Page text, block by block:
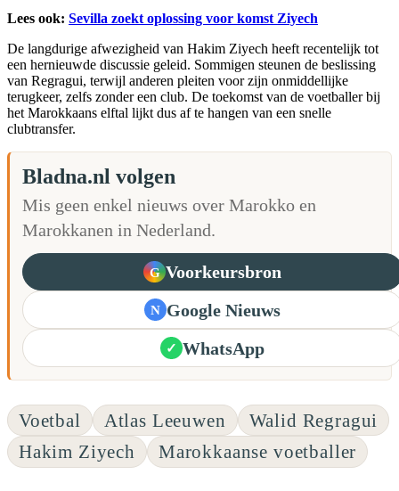
Lees ook: Sevilla zoekt oplossing voor komst Ziyech
De langdurige afwezigheid van Hakim Ziyech heeft recentelijk tot
een hernieuwde discussie geleid. Sommigen steunen de beslissing
van Regragui, terwijl anderen pleiten voor zijn onmiddellijke
terugkeer, zelfs zonder een club. De toekomst van de voetballer bij
het Marokkaans elftal lijkt dus af te hangen van een snelle
clubtransfer.
Bladna.nl volgen
Mis geen enkel nieuws over Marokko en
Marokkanen in Nederland.
G Voorkeursbron
N Google Nieuws
✓ WhatsApp
Voetbal Atlas Leeuwen
Walid Regragui
Hakim Ziyech
Marokkaanse voetballer